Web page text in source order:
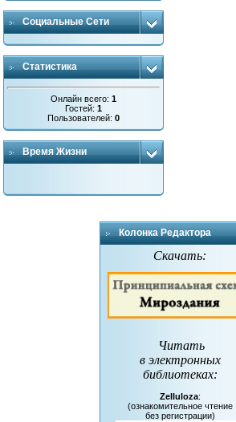
Социальные Сети
Статистика
Онлайн всего:1
Гостей:1
Пользователей:0
Время Жизни
Колонка Редактора
Скачать:
Читать
в электронных
библиотеках:
Zelluloza:
(ознакомительное чтение
без регистрации)